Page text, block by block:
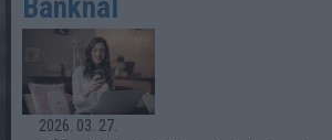
Banknál
2026. 03. 27.